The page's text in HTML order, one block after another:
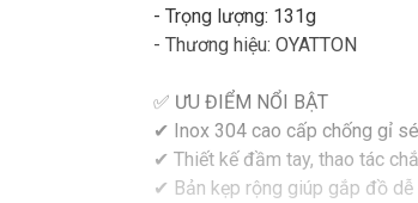
- Trọng lượng: 131g
- Thương hiệu: OYATTON
✅ ƯU ĐIỂM NỔI BẬT
✔ Inox 304 cao cấp chống gỉ
✔ Thiết kế đầm tay, thao tác
✔ Bản kẹp rộng giúp gắp đồ